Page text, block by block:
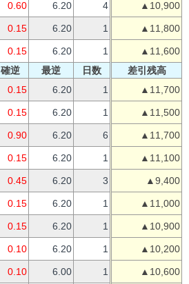
0.60 6.20 4 ▲10,900
0.15 6.20 1 ▲11,800
0.15 6.20 1
▲11,600
確逆 最逆 日数
差引残高
0.15 6.20 1 ▲11,700
0.15 6.20 1 ▲11,500
0.90 6.20 6 ▲11,700
0.15 6.20 1 ▲11,100
0.45 6.20 3 ▲9,400
0.15 6.20 1 ▲11,000
0.15 6.20 1 ▲10,900
0.10 6.20 1 ▲10,200
0.10 6.00 1 ▲10,600